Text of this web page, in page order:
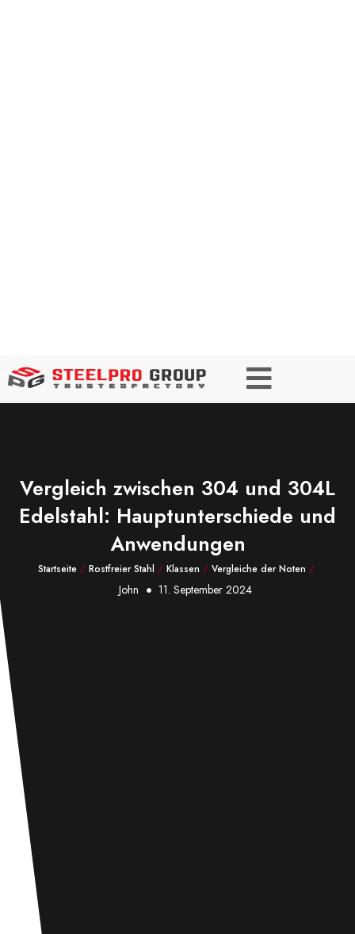
Vergleich zwischen 304 und 304L
Edelstahl: Hauptunterschiede und
Anwendungen
Startseite/ Rostfreier Stahl / Klassen / Vergleiche der Noten /
John 11. September 2024